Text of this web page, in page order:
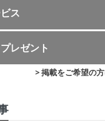
ス
レゼント
> 掲載をご希望の